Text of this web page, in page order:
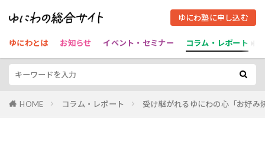
ゆにわ塾に申し込む
ゆにわとは お知らせ イベント・セミナー コラム・レポート
HOME コラム・レポート 受け継がれるゆにわの心「お好み